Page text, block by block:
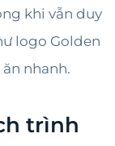
khi vẫn duy
logo Golden
nhanh.
trình